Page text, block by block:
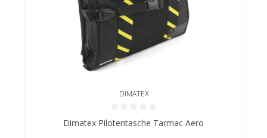
DIMATEX
Durchschnittliche Bewertung von 0 von 5 Sternen
Dimatex Pilotentasche Tarmac Aero